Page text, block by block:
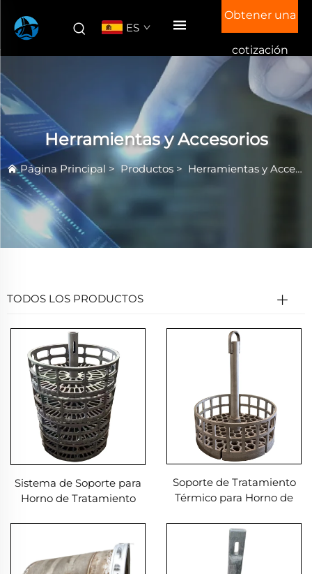
ES
Obtener una
cotización
Herramientas y Accesorios
Página Principal >Productos > Herramientas y Accesorios
TODOS LOS PRODUCTOS
Sistema de Soporte para
Horno de Tratamiento
Soporte de Tratamiento
Térmico para Horno de